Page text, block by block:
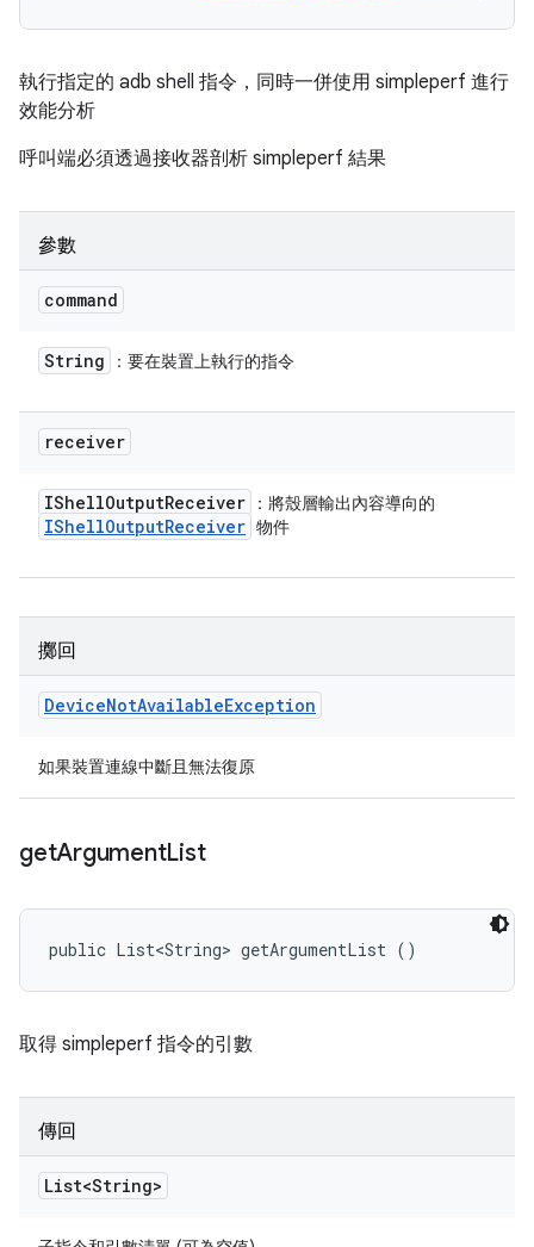
執行指定的 adb shell 指令，同時一併使用 simpleperf 進行
效能分析
呼叫端必須透過接收器剖析 simpleperf 結果
參數
command
String ：要在裝置上執行的指令
receiver
IShellOutputReceiver ：將殼層輸出內容導向的
IShellOutputReceiver 物件
擲回
DeviceNotAvailableException
如果裝置連線中斷且無法復原
getArgumentList
public List<String> getArgumentList ()
取得 simpleperf 指令的引數
傳回
List<String>